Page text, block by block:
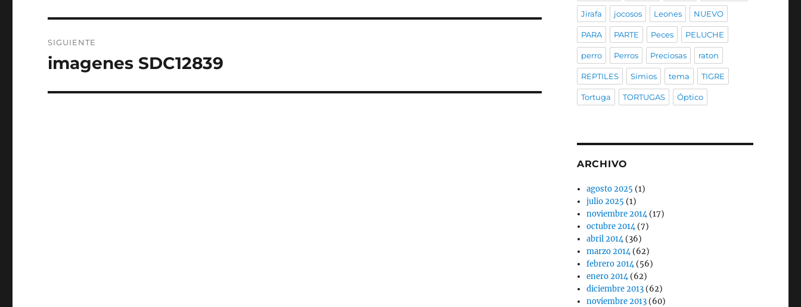
SIGUIENTE
Entrada
imagenes SDC12839
Jirafa jocosos Leones NUEVO
PARA PARTE Peces PELUCHE
perro Perros Preciosas raton
REPTILES Simios tema TIGRE
Tortuga TORTUGAS Óptico
ARCHIVO
agosto 2025 (1)
julio 2025 (1)
noviembre 2014(17)
octubre 2014(7)
abril 2014(36)
marzo 2014(62)
febrero 2014(56)
enero 2014(62)
diciembre 2013 (62)
noviembre 2013 (60)